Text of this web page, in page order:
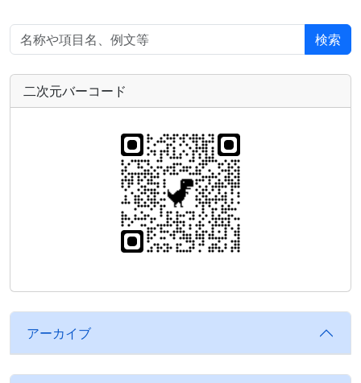
検索
二次元バーコード
アーカイブ